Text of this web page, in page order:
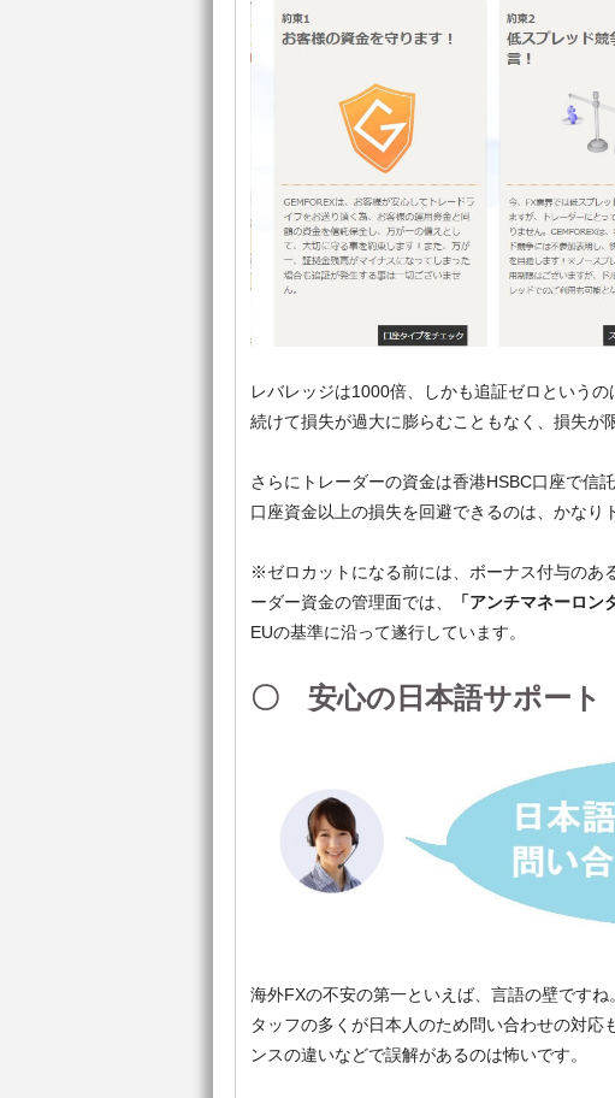
レバレッジは1000倍、しかも追証ゼロという
続けて損失が過大に膨らむこともなく、損失が
さらにトレーダーの資金は香港HSBC口座で信
口座資金以上の損失を回避できるのは、かなり
※ゼロカットになる前には、ボーナス付与のあ
ーダー資金の管理面では、
「アンチマネーロン
EUの基準に沿って遂行しています。
〇 安心の日本語サポート
海外FXの不安の第一といえば、言語の壁です
タッフの多くが日本人のため問い合わせの対
ンスの違いなどで誤解があるのは怖いです。